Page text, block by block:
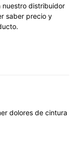
nuestro distribuidor
saber precio y
dolores de cintura